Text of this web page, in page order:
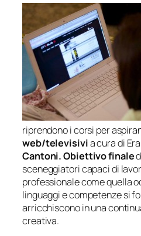
riprendono i corsi per
web/televisivia cura di
Cantoni.Obiettivo finale
sceneggiatori capaci di
professionale come quella
linguaggi e competenze si
arricchiscono in una
creativa.